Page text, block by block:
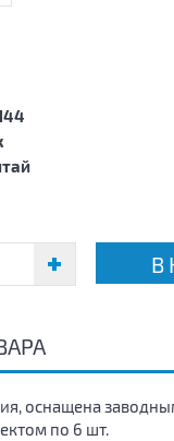
В
оснащена
по 6 шт.